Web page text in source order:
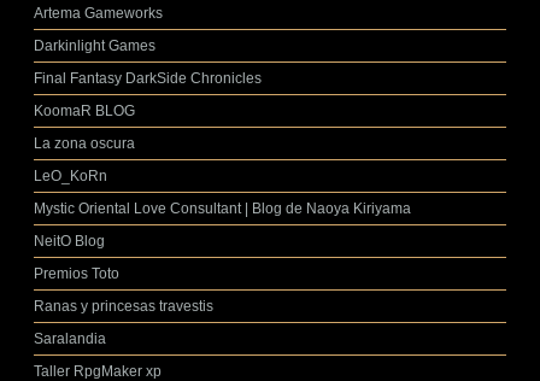
Artema Gameworks
Darkinlight Games
Final Fantasy DarkSide Chronicles
KoomaR BLOG
La zona oscura
LeO_KoRn
Mystic Oriental Love Consultant | Blog de Naoya Kiriyama
NeitO Blog
Premios Toto
Ranas y princesas travestis
Saralandia
Taller RpgMaker xp